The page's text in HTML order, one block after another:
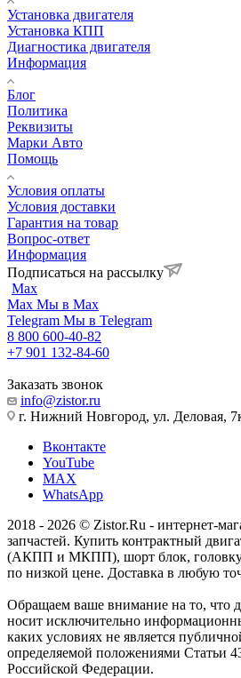
Установка двигателя
Установка КПП
Диагностика двигателя
Информация
Блог
Политика
Реквизиты
Марки Авто
Помощь
Условия оплаты
Условия доставки
Гарантия на товар
Вопрос-ответ
Информация
Подписаться на рассылку
Max
Max Мы в Max
Telegram Мы в Telegram
8 800 600-40-82
+7 901 132-84-60
Заказать звонок
info@zistor.ru
г. Нижний Новгород, ул. Деловая,
Вконтакте
YouTube
MAX
WhatsApp
2018 - 2026 © Zistor.Ru - интернет-
запчастей. Купить контрактный
(АКПП и МКПП), шорт блок, головку
по низкой цене. Доставка в любую
Обращаем ваше внимание на то, что
носит исключительно
каких условиях не является
определяемой положениями Статьи
Российской Федерации.